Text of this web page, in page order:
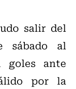
salir del
sábado al
goles ante
por la